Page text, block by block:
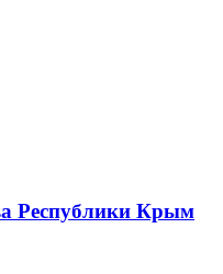
Республики Крым